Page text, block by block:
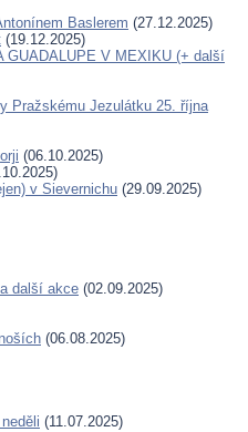
Baslerem (27.12.2025)
(19.12.2025)
GUADALUPE V MEXIKU (+ další
Pražskému Jezulátku 25. října
(06.10.2025)
v Sievernichu (29.09.2025)
další akce (02.09.2025)
(06.08.2025)
(11.07.2025)